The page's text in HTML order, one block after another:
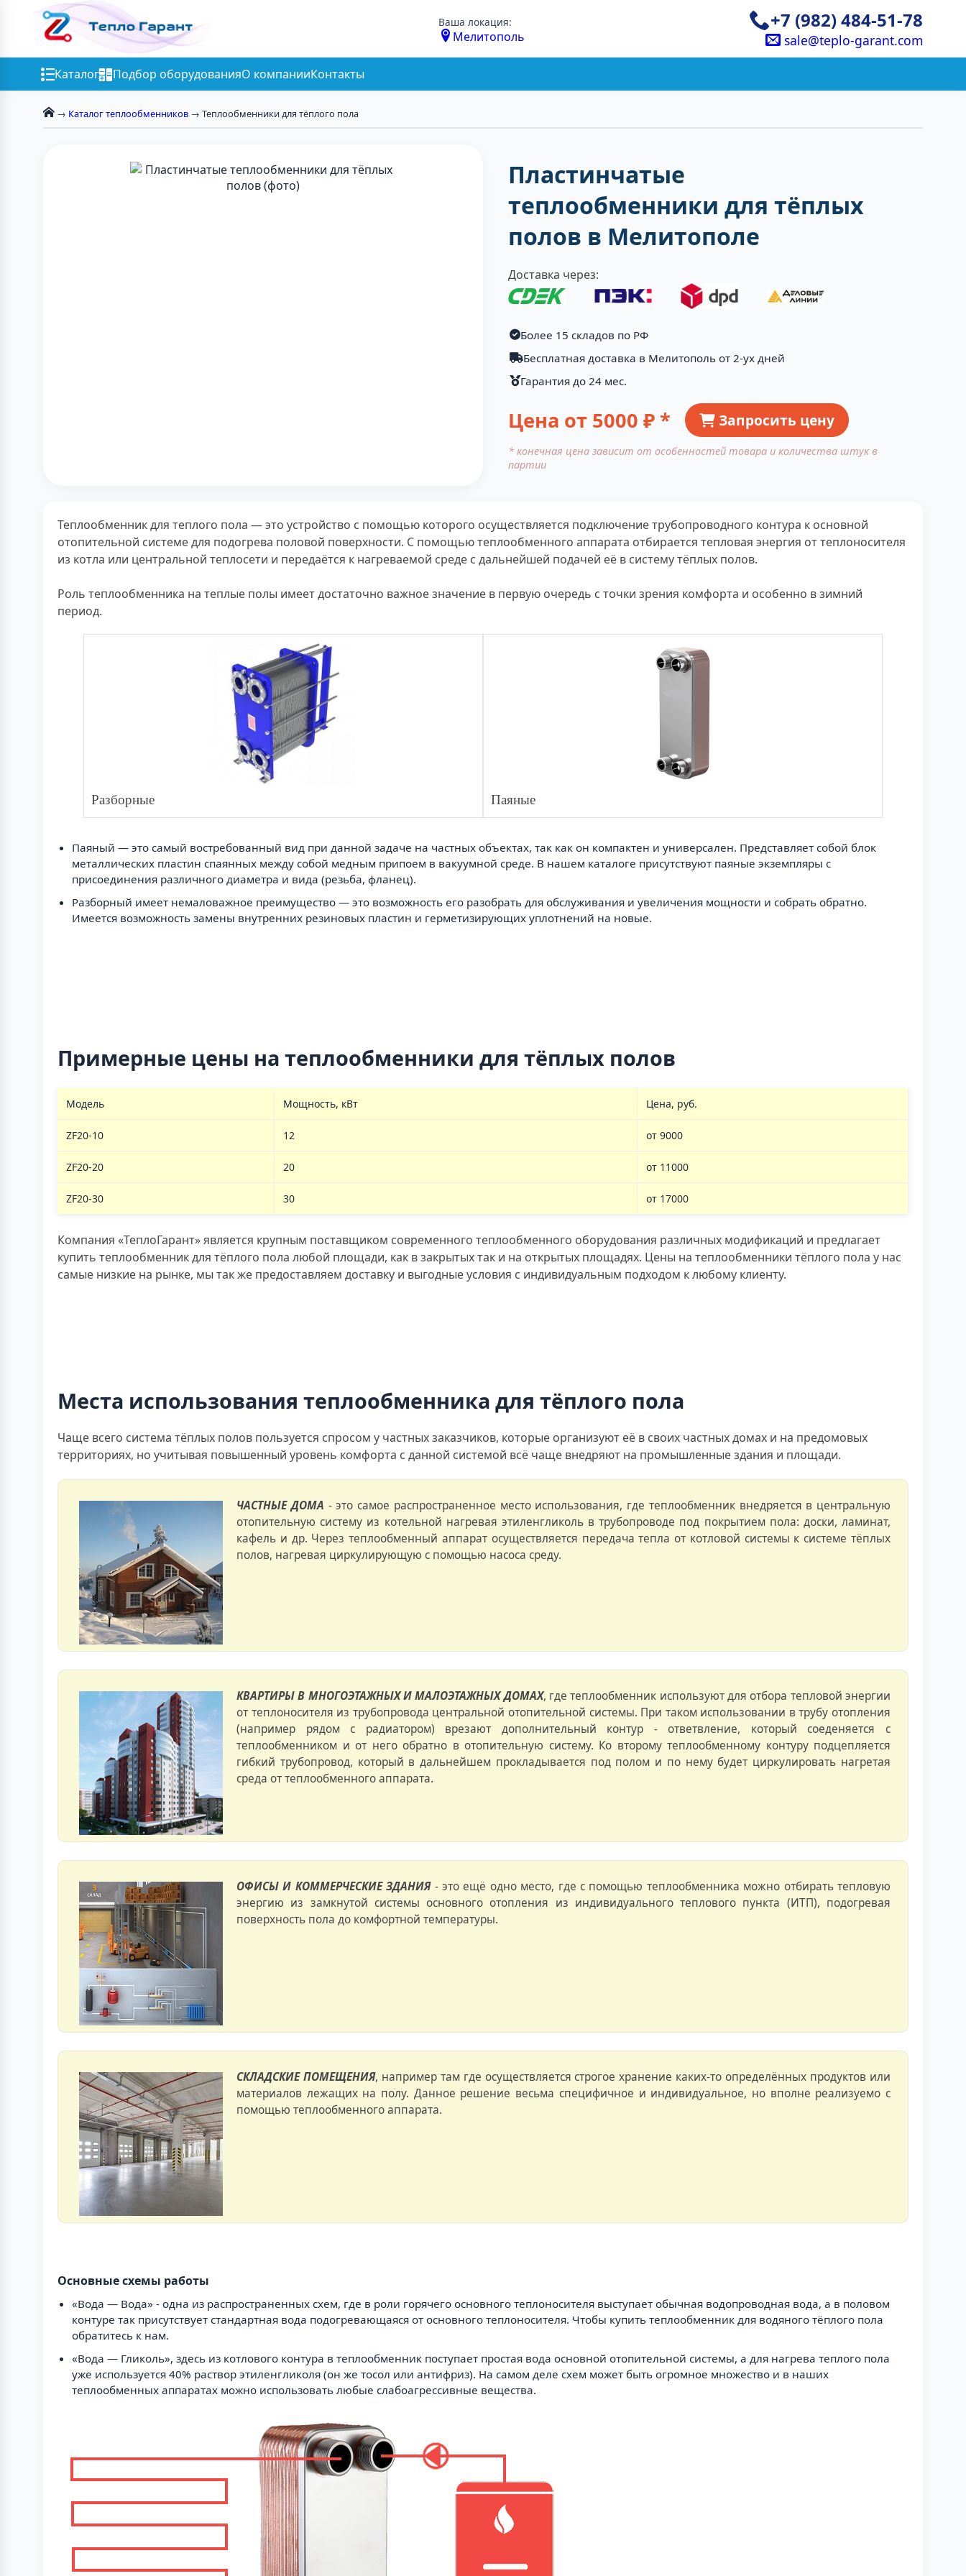
Ваша локация:
Мелитополь
+7 (982) 484-51-78
sale@teplo-garant.com
Каталог Подбор оборудованияО компанииКонтакты
→ Каталог теплообменников → Теплообменники для тёплого пола
Пластинчатые
теплообменники для тёплых
полов в Мелитополе
Доставка через:
Более 15 складов по РФ
Бесплатная доставка в Мелитополь от 2-ух дней
Гарантия до 24 мес.
Цена от 5000 ₽ * Запросить цену
* конечная цена зависит от особенностей товара и количества штук в
партии
Теплообменник для теплого пола — это устройство с помощью которого осуществляется подключение трубопроводного контура к основной
отопительной системе для подогрева половой поверхности. С помощью теплообменного аппарата отбирается тепловая энергия от теплоносителя
из котла или центральной теплосети и передаётся к нагреваемой среде с дальнейшей подачей её в систему тёплых полов.
Роль теплообменника на теплые полы имеет достаточно важное значение в первую очередь с точки зрения комфорта и особенно в зимний
период.
Разборные Паяные
Паяный — это самый востребованный вид при данной задаче на частных объектах, так как он компактен и универсален. Представляет собой блок
металлических пластин спаянных между собой медным припоем в вакуумной среде. В нашем каталоге присутствуют паяные экземпляры с
присоединения различного диаметра и вида (резьба, фланец).
Разборный имеет немаловажное преимущество — это возможность его разобрать для обслуживания и увеличения мощности и собрать обратно.
Имеется возможность замены внутренних резиновых пластин и герметизирующих уплотнений на новые.
Примерные цены на теплообменники для тёплых полов
Модель Мощность, кВт Цена, руб.
ZF20-10 12 от 9000
ZF20-20 20 от 11000
ZF20-30 30 от 17000
Компания «ТеплоГарант» является крупным поставщиком современного теплообменного оборудования различных модификаций и предлагает
купить теплообменник для тёплого пола любой площади, как в закрытых так и на открытых площадях. Цены на теплообменники тёплого пола у нас
самые низкие на рынке, мы так же предоставляем доставку и выгодные условия с индивидуальным подходом к любому клиенту.
Места использования теплообменника для тёплого пола
Чаще всего система тёплых полов пользуется спросом у частных заказчиков, которые организуют её в своих частных домах и на предомовых
территориях, но учитывая повышенный уровень комфорта с данной системой всё чаще внедряют на промышленные здания и площади.
ЧАСТНЫЕ ДОМА - это самое распространенное место использования, где теплообменник внедряется в центральную
отопительную систему из котельной нагревая этиленгликоль в трубопроводе под покрытием пола: доски, ламинат,
кафель и др. Через теплообменный аппарат осуществляется передача тепла от котловой системы к системе тёплых
полов, нагревая циркулирующую с помощью насоса среду.
КВАРТИРЫ В МНОГОЭТАЖНЫХ И МАЛОЭТАЖНЫХ ДОМАХ, где теплообменник используют для отбора тепловой энергии
от теплоносителя из трубопровода центральной отопительной системы. При таком использовании в трубу отопления
(например рядом с радиатором) врезают дополнительный контур - ответвление, который соеденяется с
теплообменником и от него обратно в отопительную систему. Ко второму теплообменному контуру подцепляется
гибкий трубопровод, который в дальнейшем прокладывается под полом и по нему будет циркулировать нагретая
среда от теплообменного аппарата.
ОФИСЫ И КОММЕРЧЕСКИЕ ЗДАНИЯ- это ещё одно место, где с помощью теплообменника можно отбирать тепловую
энергию из замкнутой системы основного отопления из индивидуального теплового пункта (ИТП), подогревая
поверхность пола до комфортной температуры.
СКЛАДСКИЕ ПОМЕЩЕНИЯ, например там где осуществляется строгое хранение каких-то определённых продуктов или
материалов лежащих на полу. Данное решение весьма специфичное и индивидуальное, но вполне реализуемо с
помощью теплообменного аппарата.
Основные схемы работы
«Вода — Вода» - одна из распространенных схем, где в роли горячего основного теплоносителя выступает обычная водопроводная вода, а в половом
контуре так присутствует стандартная вода подогревающаяся от основного теплоносителя. Чтобы купить теплообменник для водяного тёплого пола
обратитесь к нам.
«Вода — Гликоль», здесь из котлового контура в теплообменник поступает простая вода основной отопительной системы, а для нагрева теплого пола
уже используется 40% раствор этиленгликоля (он же тосол или антифриз). На самом деле схем может быть огромное множество и в наших
теплообменных аппаратах можно использовать любые слабоагрессивные вещества.